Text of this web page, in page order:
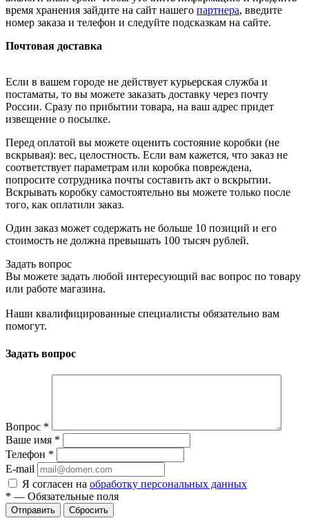
время хранения зайдите на сайт нашего партнера, введите
номер заказа и телефон и следуйте подсказкам на сайте.
Почтовая доставка
Если в вашем городе не действует курьерская служба и
постаматы, то вы можете заказать доставку через почту
России. Сразу по прибытии товара, на ваш адрес придет
извещение о посылке.
Перед оплатой вы можете оценить состояние коробки (не
вскрывая): вес, целостность. Если вам кажется, что заказ не
соответствует параметрам или коробка повреждена,
попросите сотрудника почты составить акт о вскрытии.
Вскрывать коробку самостоятельно вы можете только после
того, как оплатили заказ.
Один заказ может содержать не больше 10 позиций и его
стоимость не должна превышать 100 тысяч рублей.
Задать вопрос
Вы можете задать любой интересующий вас вопрос по товару
или работе магазина.
Наши квалифицированные специалисты обязательно вам
помогут.
Задать вопрос
Вопрос *
Ваше имя *
Телефон *
E-mail
Я согласен на обработку персональных данных
* — Обязательные поля
Отправить Сбросить